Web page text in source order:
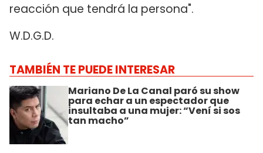
reacción que tendrá la persona".
W.D.G.D.
TAMBIÉN TE PUEDE INTERESAR
Mariano De La Canal paró su show
para echar a un espectador que
insultaba a una mujer: “Vení si sos
tan macho”